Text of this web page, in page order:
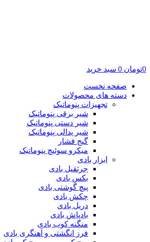
0تومان 0 سبد خرید
صفحه نخست
دسته های محصولات
تجهیزات پنوماتیک
شیر برقی پنوماتیک
شیر دستی پنوماتیک
شیر پدالی پنوماتیک
گیج فشار
میکرو سوئیچ پنوماتیک
ابزار بادی
جرثقیل بادی
بکس بادی
پیچ گوشتی بادی
چکش بادی
دریل بادی
بادپاش بادی
منگنه کوب بادی
فرز انگشتی و آهنگری بادی